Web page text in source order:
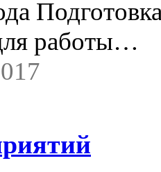
работы…